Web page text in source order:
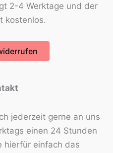
2-4 Werktage und der
kostenlos.
jederzeit gerne an uns
einen 24 Stunden
hierfür einfach das